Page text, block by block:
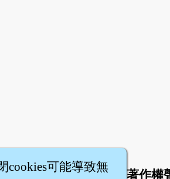
條款 | 隱私權條款 著作權
cookies可能導致無